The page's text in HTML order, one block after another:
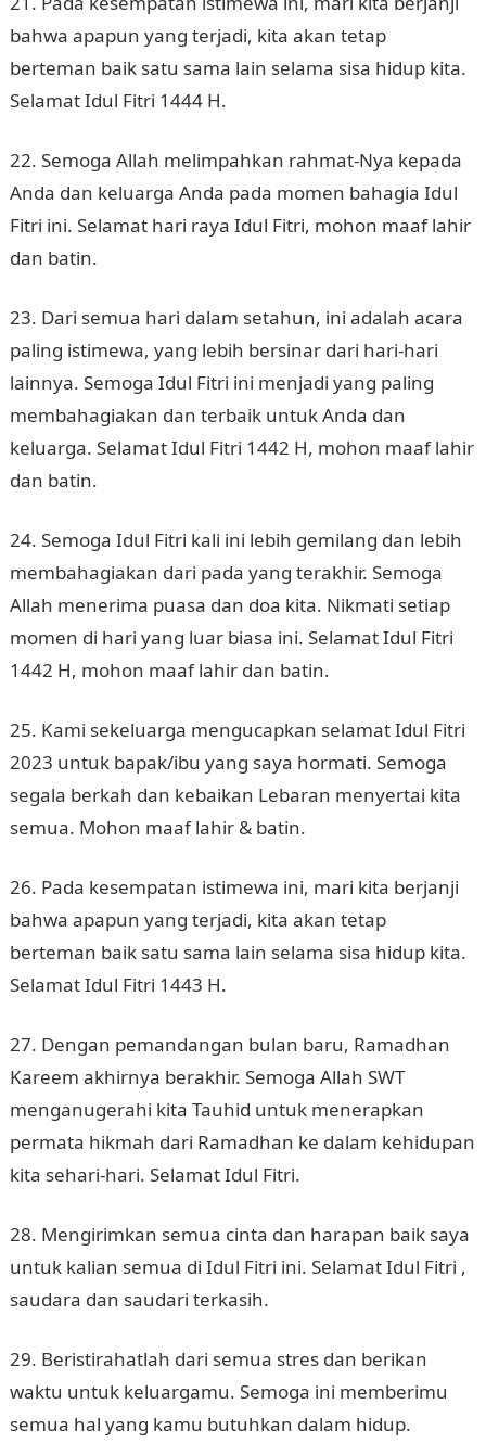
bahwa apapun yang terjadi, kita akan tetap
berteman baik satu sama lain selama sisa hidup kita.
Selamat Idul Fitri 1444 H.
22. Semoga Allah melimpahkan rahmat-Nya kepada
Anda dan keluarga Anda pada momen bahagia Idul
Fitri ini. Selamat hari raya Idul Fitri, mohon maaf lahir
dan batin.
23. Dari semua hari dalam setahun, ini adalah acara
paling istimewa, yang lebih bersinar dari hari-hari
lainnya. Semoga Idul Fitri ini menjadi yang paling
membahagiakan dan terbaik untuk Anda dan
keluarga. Selamat Idul Fitri 1442 H, mohon maaf lahir
dan batin.
24. Semoga Idul Fitri kali ini lebih gemilang dan lebih
membahagiakan dari pada yang terakhir. Semoga
Allah menerima puasa dan doa kita. Nikmati setiap
momen di hari yang luar biasa ini. Selamat Idul Fitri
1442 H, mohon maaf lahir dan batin.
25. Kami sekeluarga mengucapkan selamat Idul Fitri
2023 untuk bapak/ibu yang saya hormati. Semoga
segala berkah dan kebaikan Lebaran menyertai kita
semua. Mohon maaf lahir & batin.
26. Pada kesempatan istimewa ini, mari kita berjanji
bahwa apapun yang terjadi, kita akan tetap
berteman baik satu sama lain selama sisa hidup kita.
Selamat Idul Fitri 1443 H.
27. Dengan pemandangan bulan baru, Ramadhan
Kareem akhirnya berakhir. Semoga Allah SWT
menganugerahi kita Tauhid untuk menerapkan
permata hikmah dari Ramadhan ke dalam kehidupan
kita sehari-hari. Selamat Idul Fitri.
28. Mengirimkan semua cinta dan harapan baik saya
untuk kalian semua di Idul Fitri ini. Selamat Idul Fitri ,
saudara dan saudari terkasih.
29. Beristirahatlah dari semua stres dan berikan
waktu untuk keluargamu. Semoga ini memberimu
semua hal yang kamu butuhkan dalam hidup.